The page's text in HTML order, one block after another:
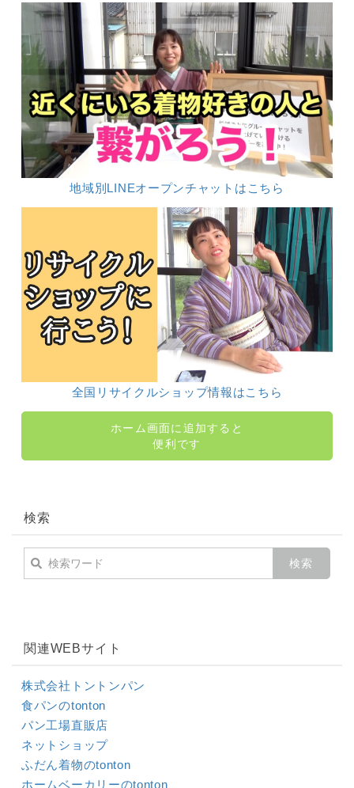
地域別LINEオープンチャットはこちら
全国リサイクルショップ情報はこちら
ホーム画面に追加すると
便利です
検索
関連WEBサイト
株式会社トントンパン
食パンのtonton
パン工場直販店
ネットショップ
ふだん着物のtonton
ホームベーカリーのtonton